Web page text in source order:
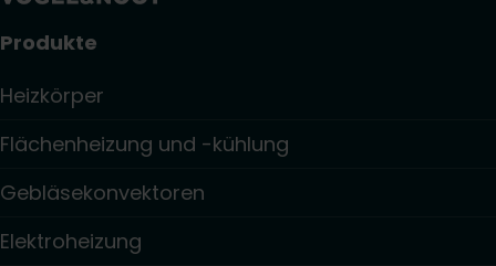
Produkte
Heizkörper
Flächenheizung und -kühlung
Gebläsekonvektoren
Elektroheizung